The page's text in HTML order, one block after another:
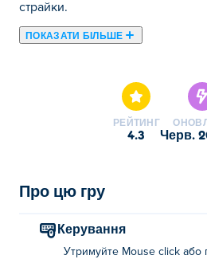
страйки.
ПОКАЗАТИ БІЛЬШЕ
РЕЙТИНГ
4.3 черв.
Про цю гру
Керування
Утримуйте Mouse click або